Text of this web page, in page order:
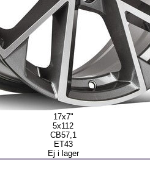
17x7"
5x112
CB57,1
ET43
Ej i lager